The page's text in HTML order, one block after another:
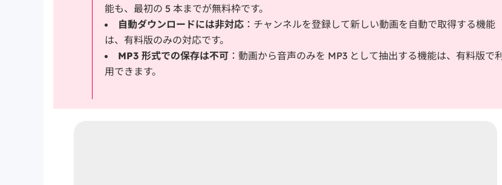
能も、最初の 5 本までが無料枠です。
自動ダウンロードには非対応 ：チャンネルを登録して新しい動画を自動で取得する機能
は、有料版のみの対応です。
MP3 形式での保存は不可 ：動画から音声のみを MP3 として抽出する機能は、有料版で利
用できます。